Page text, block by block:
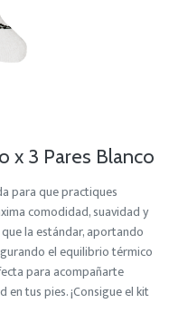
x 3 Pares Blanco
para que practiques
comodidad, suavidad y
la estándar, aportando
el equilibrio térmico
para acompañarte
tus pies. ¡Consigue el kit